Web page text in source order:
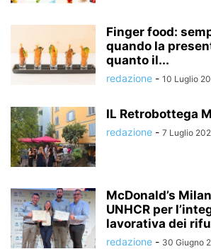
Finger food:
quando la
quanto il...
redazione - 10 Luglio
IL Retrobottega
redazione - 7 Luglio
McDonald’s
UNHCR per
lavorativa dei
redazione - 30 Giugno